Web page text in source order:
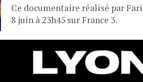
Ce documentaire réalisé par
8 juin à 23h45 sur France 3.